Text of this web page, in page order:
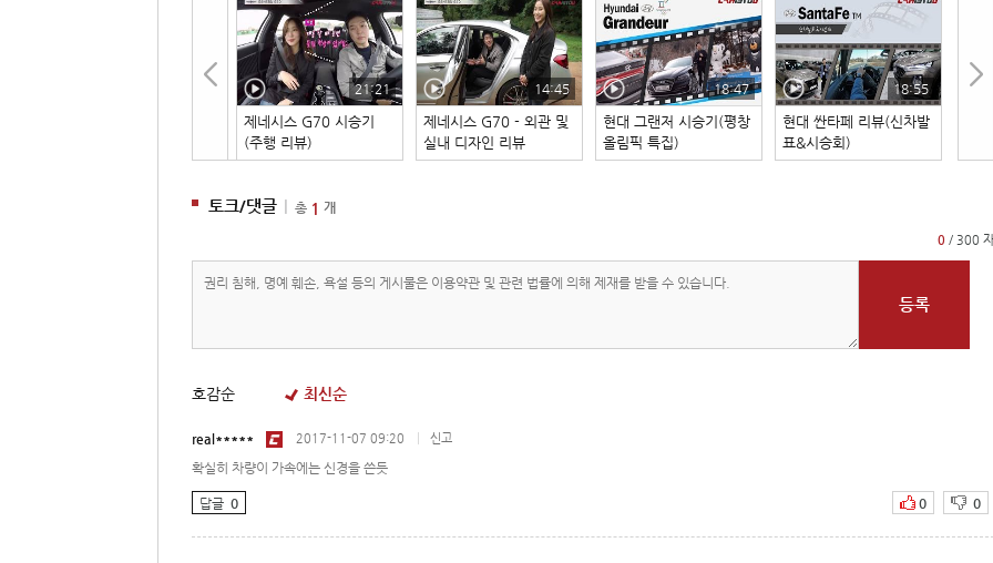
제네시스 G70 시승기
(주행 리뷰)
21:21
제네시스 G70 - 외관 및
실내 디자인 리뷰
14:45
현대 그랜저 시승기(평창
올림픽 특집)
18:47
현대 싼타페 리뷰(신차발
표&시승회)
18:55
토크/댓글 | 총 1 개
0 / 300 자
등록
호감순 최신순
real***** 2017-11-07 09:20 신고
확실히 차량이 가속에는 신경을 쓴듯
답글 0 0 0